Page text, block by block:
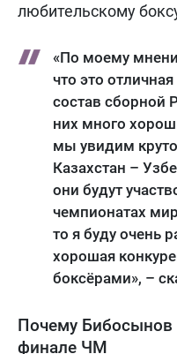
любительскому
«По моему
что это
состав сборной
них много
мы увидим
Казахстан –
они будут
чемпионатах
то я буду очень
хорошая
боксёрами», –
Почему Бибосынов
финале ЧМ